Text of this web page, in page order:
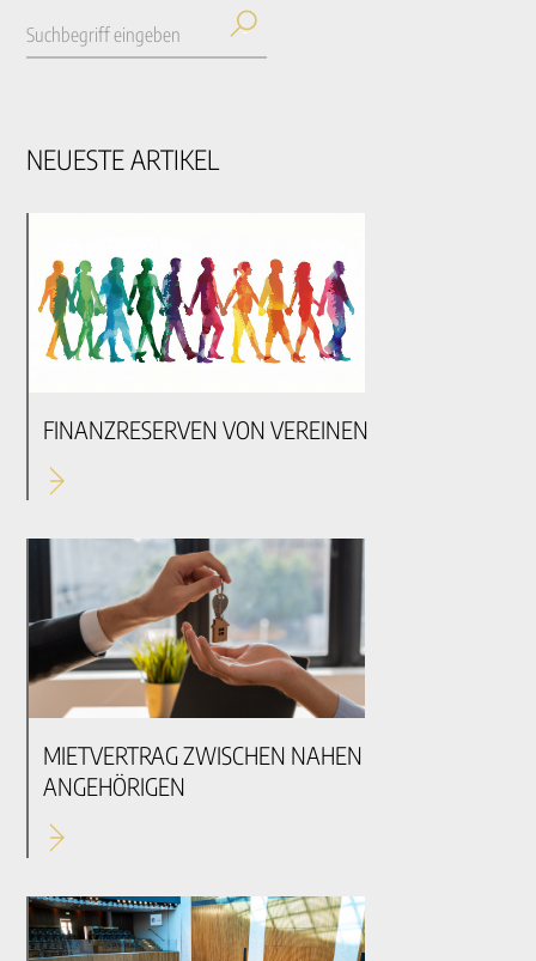
NEUESTE ARTIKEL
FINANZRESERVEN VON VEREINEN
MIETVERTRAG ZWISCHEN NAHEN
ANGEHÖRIGEN